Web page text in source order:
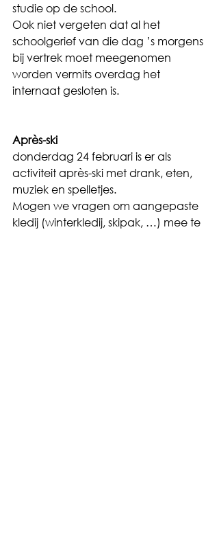
studie op de school.
Ook niet vergeten dat al het
schoolgerief van die dag ’s morgens
bij vertrek moet meegenomen
worden vermits overdag het
internaat gesloten is.
Après-ski
donderdag 24 februari is er als
activiteit après-ski met drank, eten,
muziek en spelletjes.
Mogen we vragen om aangepaste
kledij (winterkledij, skipak, …) mee te